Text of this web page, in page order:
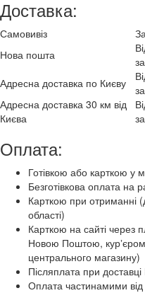
Доставка:
Самовивіз
Нова пошта
Адресна доставка по Києву
Адресна доставка 30 км від
Києва
Оплата:
Готівкою або карткою у
Безготівкова оплата на
Карткою при отриманні
області)
Карткою на сайті через
Новою Поштою, курʼєром
центрального магазину)
Післяплата при
Оплата частинамими